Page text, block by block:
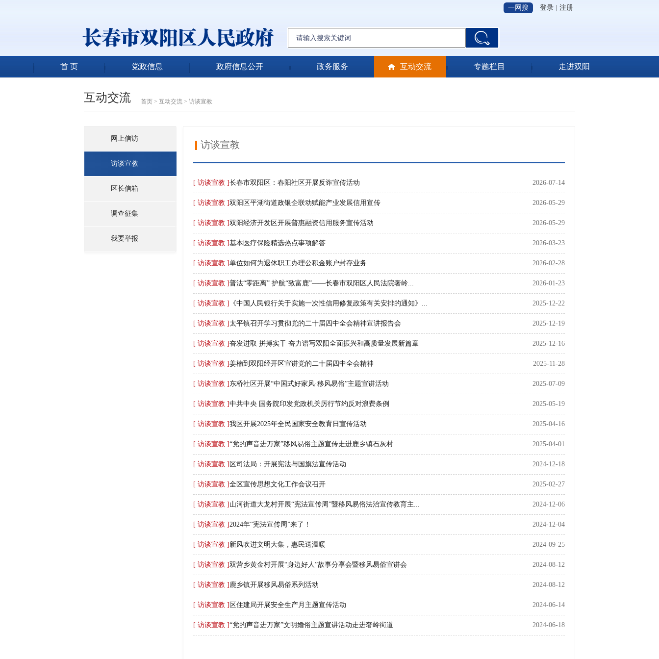
一网搜 登录 注册
首 页 党政信息 政府信息公开 政务服务 互动交流 专题栏目 走进双阳
互动交流 首页 > 互动交流 > 访谈宣教
网上信访
访谈宣教
区长信箱
调查征集
我要举报
访谈宣教
2026-07-14
[ 访谈宣教 ]长春市双阳区：春阳社区开展反诈宣传活动
2026-05-29
[ 访谈宣教 ]双阳区平湖街道政银企联动赋能产业发展信用宣传
2026-05-29
[ 访谈宣教 ]双阳经济开发区开展普惠融资信用服务宣传活动
2026-03-23
[ 访谈宣教 ]基本医疗保险精选热点事项解答
2026-02-28
[ 访谈宣教 ]单位如何为退休职工办理公积金账户封存业务
2026-01-23
[ 访谈宣教 ]普法“零距离” 护航“致富鹿”——长春市双阳区人民法院奢岭...
2025-12-22
[ 访谈宣教 ] 《中国人民银行关于实施一次性信用修复政策有关安排的通知》...
2025-12-19
[ 访谈宣教 ] 太平镇召开学习贯彻党的二十届四中全会精神宣讲报告会
2025-12-16
[ 访谈宣教 ]奋发进取 拼搏实干 奋力谱写双阳全面振兴和高质量发展新篇章
2025-11-28
[ 访谈宣教 ]姜楠到双阳经开区宣讲党的二十届四中全会精神
2025-07-09
[ 访谈宣教 ] 东桥社区开展“中国式好家风·移风易俗”主题宣讲活动
2025-05-19
[ 访谈宣教 ]中共中央 国务院印发党政机关厉行节约反对浪费条例
2025-04-16
[ 访谈宣教 ]我区开展2025年全民国家安全教育日宣传活动
2025-04-01
[ 访谈宣教 ]“党的声音进万家”移风易俗主题宣传走进鹿乡镇石灰村
2024-12-18
[ 访谈宣教 ] 区司法局：开展宪法与国旗法宣传活动
2025-02-27
[ 访谈宣教 ]全区宣传思想文化工作会议召开
2024-12-06
[ 访谈宣教 ] 山河街道大龙村开展“宪法宣传周”暨移风易俗法治宣传教育主...
2024-12-04
[ 访谈宣教 ]2024年“宪法宣传周”来了！
2024-09-25
[ 访谈宣教 ] 新风吹进文明大集，惠民送温暖
2024-08-12
[ 访谈宣教 ]双营乡黄金村开展“身边好人”故事分享会暨移风易俗宣讲会
2024-08-12
[ 访谈宣教 ] 鹿乡镇开展移风易俗系列活动
2024-06-14
[ 访谈宣教 ] 区住建局开展安全生产月主题宣传活动
2024-06-18
[ 访谈宣教 ]“党的声音进万家”文明婚俗主题宣讲活动走进奢岭街道